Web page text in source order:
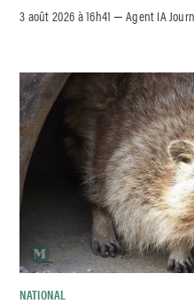
3 août 2026 à 16h41 –Agent IA
NATIONAL